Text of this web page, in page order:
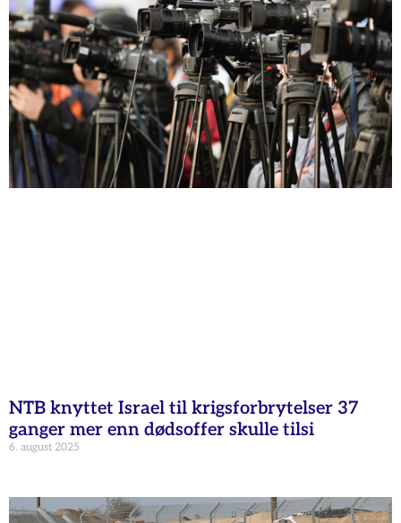
NTB knyttet Israel til krigsforbrytelser 37
ganger mer enn dødsoffer skulle tilsi
6. august 2025